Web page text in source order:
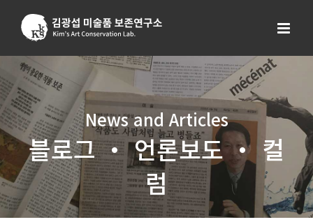
content
News and Articles
블로그 ・ 언론보도 ・ 컬
럼